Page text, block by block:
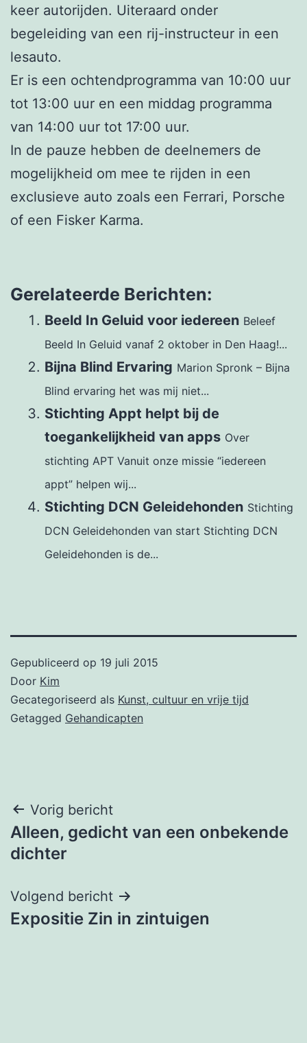
keer autorijden. Uiteraard onder
begeleiding van een rij-instructeur in een
lesauto.
Er is een ochtendprogramma van 10:00 uur
tot 13:00 uur en een middag programma
van 14:00 uur tot 17:00 uur.
In de pauze hebben de deelnemers de
mogelijkheid om mee te rijden in een
exclusieve auto zoals een Ferrari, Porsche
of een Fisker Karma.
Gerelateerde Berichten:
Beeld In Geluid voor iedereen Beleef
Beeld In Geluid vanaf 2 oktober in Den Haag!...
Bijna Blind Ervaring Marion Spronk – Bijna
Blind ervaring het was mij niet...
Stichting Appt helpt bij de
toegankelijkheid van apps Over
stichting APT Vanuit onze missie “iedereen
appt” helpen wij...
Stichting DCN Geleidehonden Stichting
DCN Geleidehonden van start Stichting DCN
Geleidehonden is de...
Gepubliceerd op 19 juli 2015
Door Kim
Gecategoriseerd als Kunst, cultuur en vrije tijd
Getagged Gehandicapten
Bericht
navigatie
Vorig bericht
Alleen, gedicht van een onbekende
dichter
Volgend bericht
Expositie Zin in zintuigen